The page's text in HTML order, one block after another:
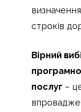
строків
Вірний
послуг –